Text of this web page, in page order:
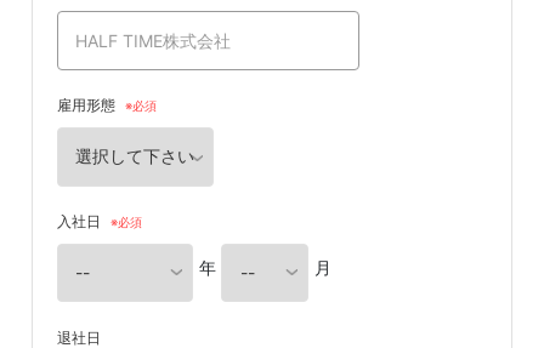
雇用形態
入社日
年 月
退社日